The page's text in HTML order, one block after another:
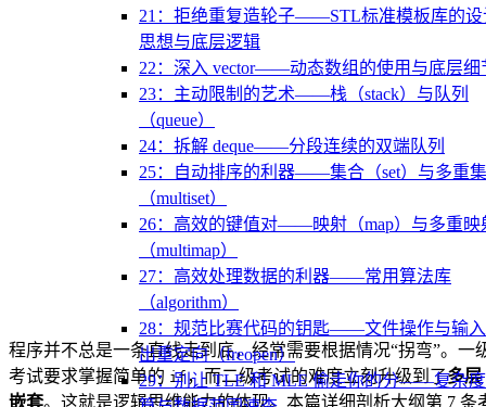
21：拒绝重复造轮子——STL标准模板库的设
思想与底层逻辑
22：深入 vector——动态数组的使用与底层细
23：主动限制的艺术——栈（stack）与队列
（queue）
24：拆解 deque——分段连续的双端队列
25：自动排序的利器——集合（set）与多重
（multiset）
26：高效的键值对——映射（map）与多重映
（multimap）
27：高效处理数据的利器——常用算法库
（algorithm）
28：规范比赛代码的钥匙——文件操作与输
出重定向（freopen）
29：别让 TLE 和 MLE 偷走你的分——复杂
程序并不总是一条直线走到底，经常需要根据情况“拐弯”。一
考试要求掌握简单的 if，而二级考试的难度立刻升级到了多层
嵌套。这就是逻辑思维能力的体现。本篇详细剖析大纲第 7 条